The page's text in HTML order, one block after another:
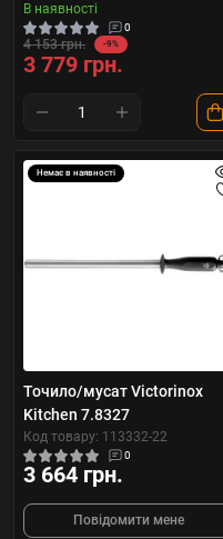
В наявності
0
4 153 грн. -9%
3 779 грн.
Немає в наявності
Точило/мусат Victorinox
Kitchen 7.8327
Код товару: 113332-22
0
3 664 грн.
Повідомити мене